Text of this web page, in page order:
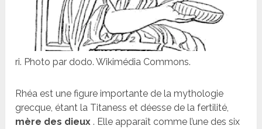
ri. Photo par dodo. Wikimédia Commons.
Rhéa est une figure importante de la mythologie
grecque, étant la Titaness et déesse de la fertilité,
mère des dieux . Elle apparaît comme l’une des six